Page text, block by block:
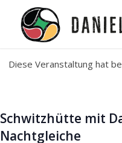
Diese Veranstaltung hat
Schwitzhütte mit
Nachtgleiche